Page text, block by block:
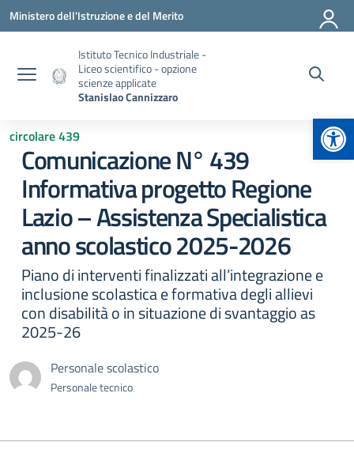
Vai ai contenuti
Vai al menu di navigazione
Vai al footer
Ministero dell'Istruzione e del Merito
Istituto Tecnico Industriale -
Liceo scientifico - opzione
scienze applicate
Stanislao Cannizzaro
circolare 439
Comunicazione N° 439
Informativa progetto Regione
Lazio – Assistenza Specialistica
anno scolastico 2025-2026
Piano di interventi finalizzati all’integrazione e
inclusione scolastica e formativa degli allievi
con disabilità o in situazione di svantaggio as
2025-26
Personale scolastico
Personale tecnico